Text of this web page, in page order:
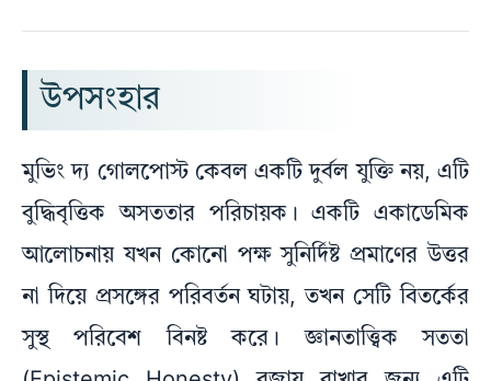
উপসংহার
মুভিং দ্য গোলপোস্ট কেবল একটি দুর্বল যুক্তি নয়, এটি
বুদ্ধিবৃত্তিক অসততার পরিচায়ক। একটি একাডেমিক
আলোচনায় যখন কোনো পক্ষ সুনির্দিষ্ট প্রমাণের উত্তর
না দিয়ে প্রসঙ্গের পরিবর্তন ঘটায়, তখন সেটি বিতর্কের
সুস্থ পরিবেশ বিনষ্ট করে। জ্ঞানতাত্ত্বিক সততা